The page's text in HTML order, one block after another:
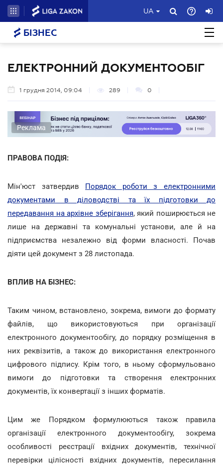
UA
БІЗНЕС
ЕЛЕКТРОННИЙ ДОКУМЕНТООБІГ
1 грудня 2014, 09:04 289 0
Реклама
ПРАВОВА ПОДІЯ:
Мін'юст затвердив Порядок роботи з електронними
документами в діловодстві та їх підготовки до
передавання на архівне зберігання, який поширюється не
лише на державні та комунальні установи, але й на
підприємства незалежно від форми власності. Почав
діяти цей документ з 28 листопада.
ВПЛИВ НА БІЗНЕС:
Таким чином, встановлено, зокрема, вимоги до формату
файлів, що використовуються при організації
електронного документообігу, до порядку розміщення в
них реквізитів, а також до використання електронного
цифрового підпису. Крім того, в ньому сформульовано
вимоги до підготовки та створення електронних
документів, їх конвертації з інших форматів.
Цим же Порядком формулюються також правила
організації електронного документообігу, зокрема
особливості реєстрації вхідних документів, технічної
перевірки цілісності вхідних документів, пересилання